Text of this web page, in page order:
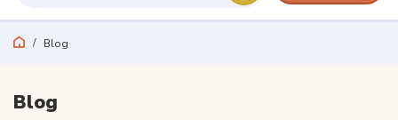
Blog
Blog